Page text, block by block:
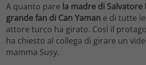
A quanto pare la madre di Salvatore
grande fan di Can Yaman e di tutte
attore turco ha girato. Così il
ha chiesto al collega di girare un
mamma Susy.